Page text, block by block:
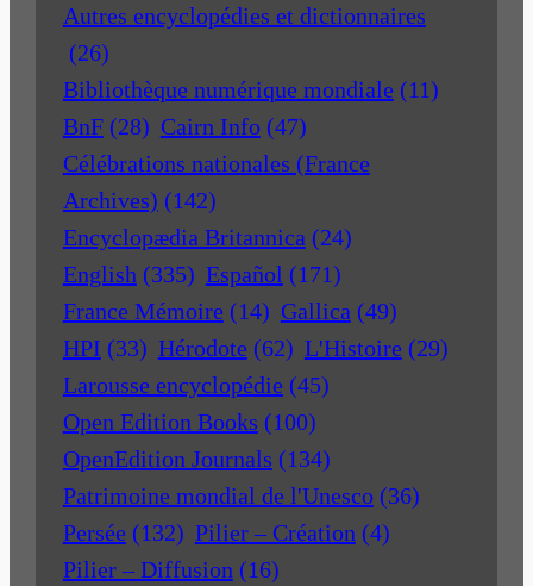
Autres encyclopédies et dictionnaires
(26)
Bibliothèque numérique mondiale (11)
BnF (28) Cairn Info (47)
Célébrations nationales (France
Archives) (142)
Encyclopædia Britannica (24)
English (335) Español (171)
France Mémoire (14) Gallica (49)
HPI (33) Hérodote (62) L'Histoire (29)
Larousse encyclopédie (45)
Open Edition Books (100)
OpenEdition Journals (134)
Patrimoine mondial de l'Unesco (36)
Persée (132) Pilier – Création (4)
Pilier – Diffusion (16)